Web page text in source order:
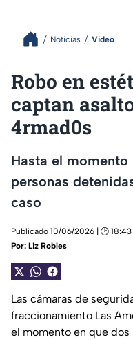
Noticias Video
Robo en
captan
4rmad0s
Hasta el
personas
caso
Publicado 10/06/2026 | 🕑 18:43
Por: Liz Robles
Las cámaras de
fraccionamiento Las
el momento en que